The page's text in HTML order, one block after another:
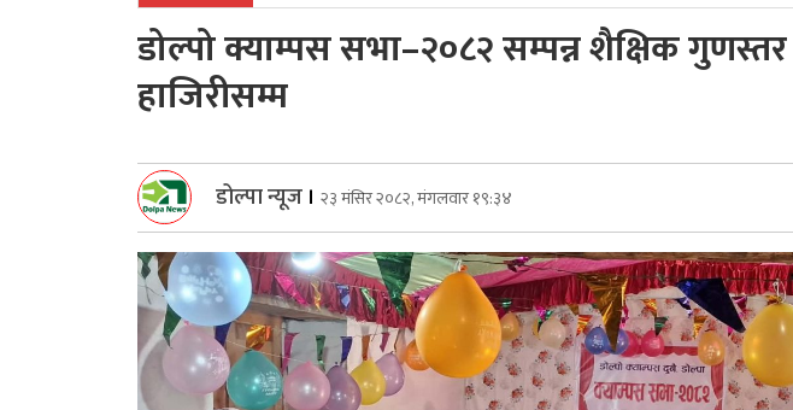
डोल्पो क्याम्पस सभा–२०८२ सम्पन्न शैक्षिक
हाजिरीसम्म
डोल्पा न्यूज । २३ मंसिर २०८२, मंगलवार १९:३४